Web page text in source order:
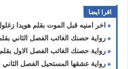
اقرا ايضا
اخر امنيه قبل الموت بقلم هويدا زغلول
رواية حصنك الغائب الفصل الثاني
رواية حصنك الغائب الفصل الاول
رواية عشقها المستحيل الفصل الثاني